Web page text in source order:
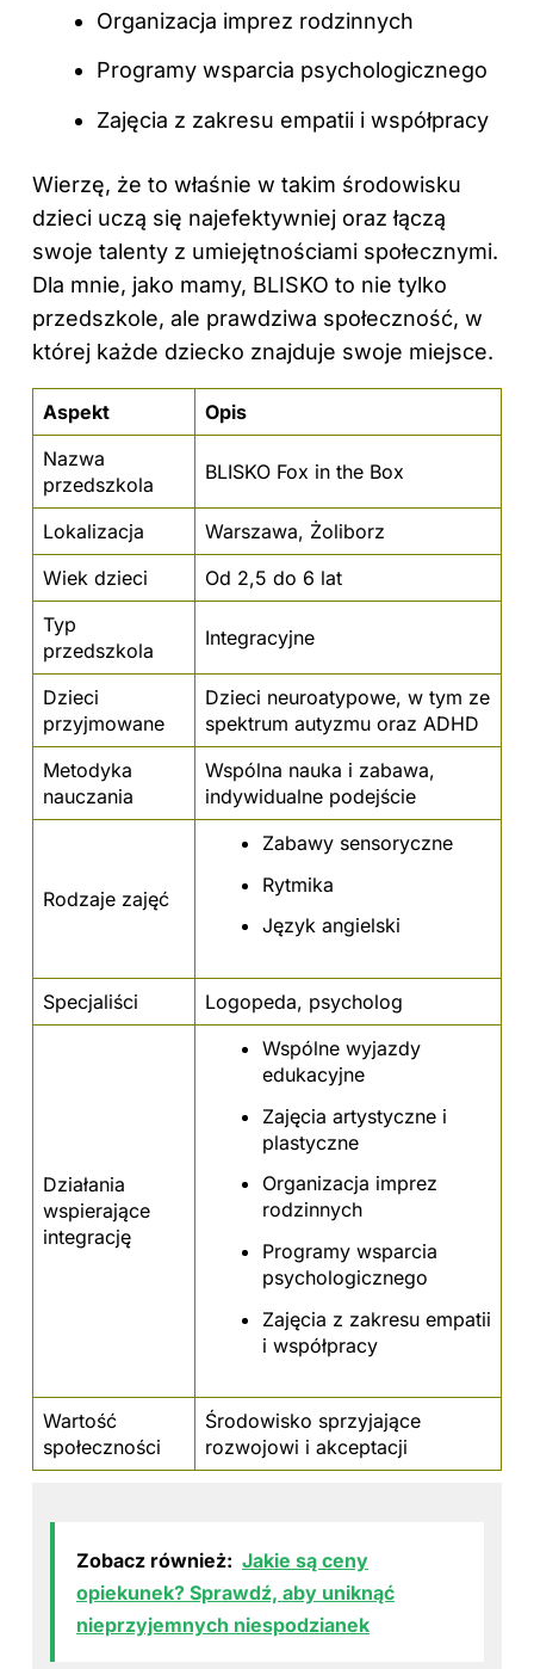
Organizacja imprez rodzinnych
Programy wsparcia psychologicznego
Zajęcia z zakresu empatii i współpracy
Wierzę, że to właśnie w takim środowisku
dzieci uczą się najefektywniej oraz łączą
swoje talenty z umiejętnościami społecznymi.
Dla mnie, jako mamy, BLISKO to nie tylko
przedszkole, ale prawdziwa społeczność, w
której każde dziecko znajduje swoje miejsce.
Aspekt
Opis
Nazwa
przedszkola
BLISKO Fox in the Box
Lokalizacja
Warszawa, Żoliborz
Wiek dzieci
Od 2,5 do 6 lat
Typ
przedszkola
Integracyjne
Dzieci
przyjmowane
Dzieci neuroatypowe, w tym ze
spektrum autyzmu oraz ADHD
Metodyka
nauczania
Wspólna nauka i zabawa,
indywidualne podejście
Rodzaje zajęć
Zabawy sensoryczne
Rytmika
Język angielski
Specjaliści Logopeda, psycholog
Działania
wspierające
integrację
Wspólne wyjazdy
edukacyjne
Zajęcia artystyczne i
plastyczne
Organizacja imprez
rodzinnych
Programy wsparcia
psychologicznego
Zajęcia z zakresu empatii
i współpracy
Wartość
społeczności
Środowisko sprzyjające
rozwojowi i akceptacji
Zobacz również: Jakie są ceny
opiekunek? Sprawdź, aby uniknąć
nieprzyjemnych niespodzianek